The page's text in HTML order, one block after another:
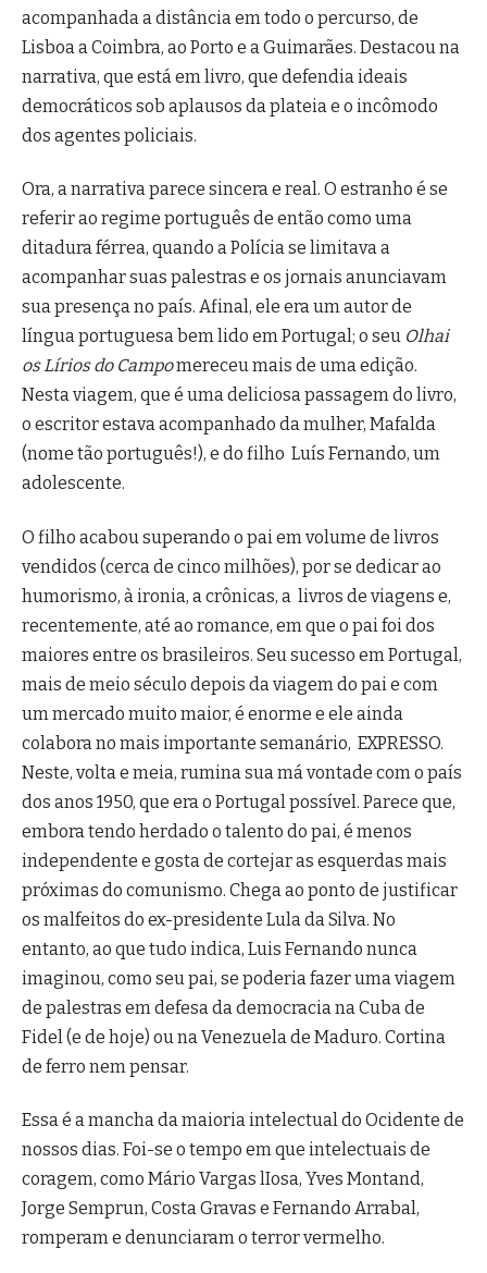
acompanhada a distância em todo o percurso, de
Lisboa a Coimbra, ao Porto e a Guimarães. Destacou na
narrativa, que está em livro, que defendia ideais
democráticos sob aplausos da plateia e o incômodo
dos agentes policiais.
Ora, a narrativa parece sincera e real. O estranho é se
referir ao regime português de então como uma
ditadura férrea, quando a Polícia se limitava a
acompanhar suas palestras e os jornais anunciavam
sua presença no país. Afinal, ele era um autor de
língua portuguesa bem lido em Portugal; o seu Olhai
os Lírios do Campomereceu mais de uma edição.
Nesta viagem, que é uma deliciosa passagem do livro,
o escritor estava acompanhado da mulher, Mafalda
(nome tão português!), e do filho Luís Fernando, um
adolescente.
O filho acabou superando o pai em volume de livros
vendidos (cerca de cinco milhões), por se dedicar ao
humorismo, à ironia, a crônicas, a livros de viagens e,
recentemente, até ao romance, em que o pai foi dos
maiores entre os brasileiros. Seu sucesso em Portugal,
mais de meio século depois da viagem do pai e com
um mercado muito maior, é enorme e ele ainda
colabora no mais importante semanário, EXPRESSO.
Neste, volta e meia, rumina sua má vontade com o país
dos anos 1950, que era o Portugal possível. Parece que,
embora tendo herdado o talento do pai, é menos
independente e gosta de cortejar as esquerdas mais
próximas do comunismo. Chega ao ponto de justificar
os malfeitos do ex-presidente Lula da Silva. No
entanto, ao que tudo indica, Luis Fernando nunca
imaginou, como seu pai, se poderia fazer uma viagem
de palestras em defesa da democracia na Cuba de
Fidel (e de hoje) ou na Venezuela de Maduro. Cortina
de ferro nem pensar.
Essa é a mancha da maioria intelectual do Ocidente de
nossos dias. Foi-se o tempo em que intelectuais de
coragem, como Mário Vargas lIosa, Yves Montand,
Jorge Semprun, Costa Gravas e Fernando Arrabal,
romperam e denunciaram o terror vermelho.